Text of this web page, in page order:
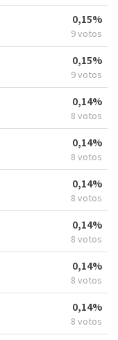
0,15%
9 votos
0,15%
9 votos
0,14%
8 votos
0,14%
8 votos
0,14%
8 votos
0,14%
8 votos
0,14%
8 votos
0,14%
8 votos